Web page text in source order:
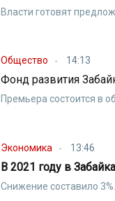
Власти готовят
Общество 14:13
Фонд развития
Премьера состоится в
Экономика 13:46
В 2021 году в
Снижение составило 3%.